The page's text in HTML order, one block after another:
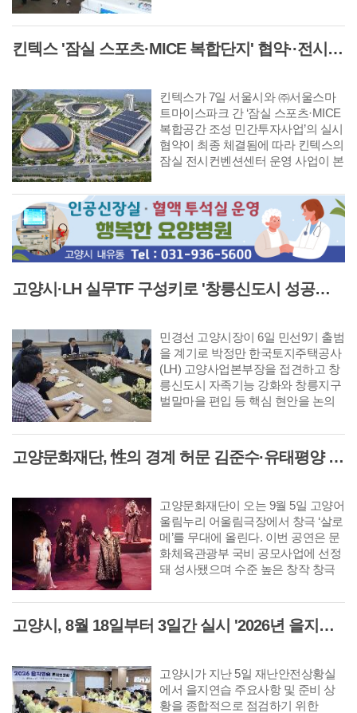
운영과 이용객 안전관리 등 현장의
전반적인 실태를 직접 확인하기 위해
마련됐다.
킨텍스 '잠실 스포츠·MICE 복합단지' 협약··전시컨벤션센터 운영 본격 가동
킨텍스가 7일 서울시와 ㈜서울스마
트마이스파크 간 ‘잠실 스포츠·MICE
복합공간 조성 민간투자사업’의 실시
협약이 최종 체결됨에 따라 킨텍스의
잠실 전시컨벤션센터 운영 사업이 본
실시협약은 2021년 12월 한화그룹 주
간 컨소시엄이 우선협상대상자로 선
정된 이후 5년여간 진행된 160여 차
례 협상의 결실이다.
고양시·LH 실무TF 구성키로 '창릉신도시 성공적 조성 및 자족기능 강화 협력'
민경선 고양시장이 6일 민선9기 출범
을 계기로 박정만 한국토지주택공사
(LH) 고양사업본부장을 접견하고 창
릉신도시 자족기능 강화와 창릉지구
벌말마을 편입 등 핵심 현안을 논의
업본부장의 방문 인사를 겸해 마련됐
으며 양 기관은 핵심 사업의 신속한
추진을 위해 실무TF를 구성하고 정고양문화재단, 性의 경계 허문 김준수·유태평양 주연 남성 창극 '살로메' 공연
고양문화재단이 오는 9월 5일 고양어
울림누리 어울림극장에서 창극 ‘살로
메’를 무대에 올린다. 이번 공연은 문
화체육관광부 국비 공모사업에 선정
돼 성사됐으며 수준 높은 창작 창극
살로메는 남성을 유혹해 파멸로 이끄
는 세기의 요부(妖婦) '살로메'를 소재
로 한 오스카 와일드의 동명 희곡을
연출이 감각적인 움직임과 무대 언어
를 더해 완성한 탐미적 창극이다.
고양시, 8월 18일부터 3일간 실시 '2026년 을지연습' 앞두고 준비보고회 개최
고양시가 지난 5일 재난안전상황실
에서 을지연습 주요사항 및 준비 상
황을 종합적으로 점검하기 위한